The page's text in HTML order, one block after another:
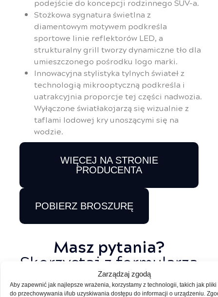
Zarządzaj zgodą
Aby zapewnić jak najlepsze wrażenia, korzystamy z technologii, takich jak pliki
do przechowywania i/lub uzyskiwania dostępu do informacji o urządzeniu.
podejście do koncepcji rodzinnego SUV-a.
Stożkowa sygnatura świetlna z
diamentowym motywem podkreśla
sportowe linie reflektorów LED, a
strukturalny grill tworzy dynamiczne tło dla
umieszczonego pośrodku logo marki.
Innowacyjna stylistyka tylnych świateł z
technologią mikrooptyczną podkreśla i
uatrakcyjnia proporcje tej części nadwozia.
Wyłączone światłakojarzą się wizualnie z
taflami lodowej kry unoszącymi się na
wodzie.
WIĘCEJ NA STRONIE
PRODUCENTA
POBIERZ BROSZURĘ
Masz pytania?
Skorzystaj z formularza
poniżej!